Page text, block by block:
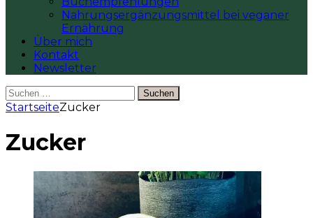
Nahrungsergänzungsmittel bei veganer
Ernährung
Über mich
Kontakt
Newsletter
Suchen
nach:
StartseiteZucker
Zucker